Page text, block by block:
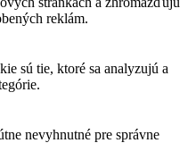
reklám.
sú tie, ktoré sa analyzujú a
nevyhnutné pre správne